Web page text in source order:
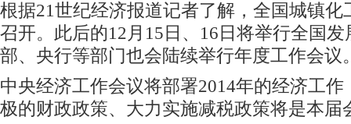
根据21世纪经济报道记者了解，全国城镇化
召开。此后的12月15日、16日将举行全国
部、央行等部门也会陆续举行年度工作会议
中央经济工作会议将部署2014年的经济工
极的财政政策、大力实施减税政策将是本届